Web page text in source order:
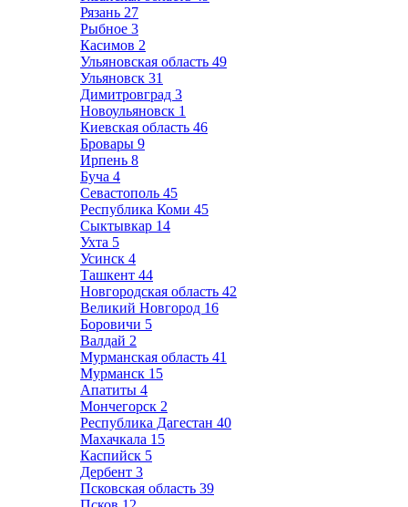
Рязань 27
Рыбное 3
Касимов 2
Ульяновская область 49
Ульяновск 31
Димитровград 3
Новоульяновск 1
Киевская область 46
Бровары 9
Ирпень 8
Буча 4
Севастополь 45
Республика Коми 45
Сыктывкар 14
Ухта 5
Усинск 4
Ташкент 44
Новгородская область 42
Великий Новгород 16
Боровичи 5
Валдай 2
Мурманская область 41
Мурманск 15
Апатиты 4
Мончегорск 2
Республика Дагестан 40
Махачкала 15
Каспийск 5
Дербент 3
Псковская область 39